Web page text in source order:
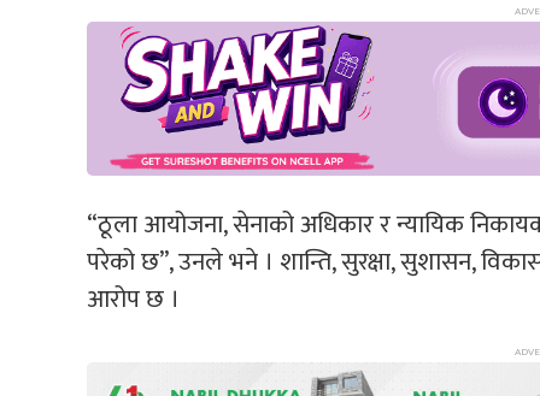
“ठूला आयोजना, सेनाको अधिकार र न्यायिक
परेको छ”, उनले भने । शान्ति, सुरक्षा, सुशासन,
आरोप छ ।